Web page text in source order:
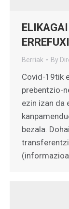
Berriak By
Covid-19tik
prebentzio-
ezin izan da
bezala.
(informazioa